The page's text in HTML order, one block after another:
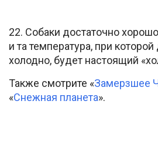
22. Собаки достаточно
и та температура, при
холодно, будет настоящий
Также смотрите «Замерзшее
«Снежная планета».